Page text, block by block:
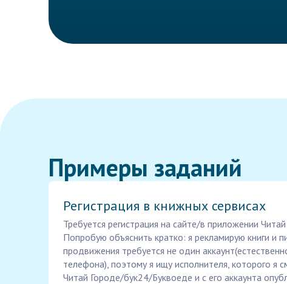
Примеры заданий
Регистрация в книжных сервисах
Требуется регистрация на сайте/в приложении
Попробую объяснить кратко: я рекламирую книги и
продвижения требуется не один
телефона), поэтому я ищу исполнителя, которого я
Читай Городе/бук24/Буквоеде и с его аккаунта